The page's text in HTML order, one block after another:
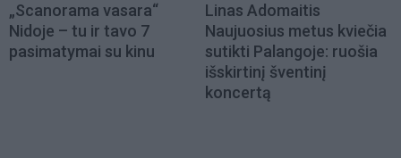
„Scanorama vasara“
Nidoje – tu ir tavo 7
pasimatymai su kinu
Linas Adomaitis
Naujuosius metus kviečia
sutikti Palangoje: ruošia
išskirtinį šventinį
koncertą